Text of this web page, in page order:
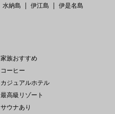
水納島 伊江島
伊是名島
家族おすすめ
コーヒー
カジュアルホテル
最高級リゾート
サウナあり